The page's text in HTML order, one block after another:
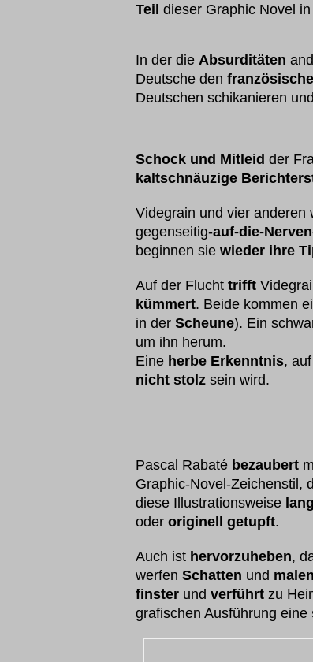
Teil dieser Graphic Novel in
In der die Absurditäten
Deutsche den
Deutschen schikanieren und
Schock und Mitleid der
kaltschnäuzige
Videgrain und vier anderen
gegenseitig-auf-die-
beginnen sie wieder ihre
Auf der Flucht trifft
kümmert. Beide kommen
in der Scheune). Ein
um ihn herum.
Eine herbe Erkenntnis,
nicht stolz sein wird.
Pascal Rabaté bezaubert
Graphic-Novel-Zeichenstil,
diese Illustrationsweise
oder originell getupft.
Auch ist hervorzuheben,
werfen Schatten und malen
finster und verführt zu
grafischen Ausführung eine